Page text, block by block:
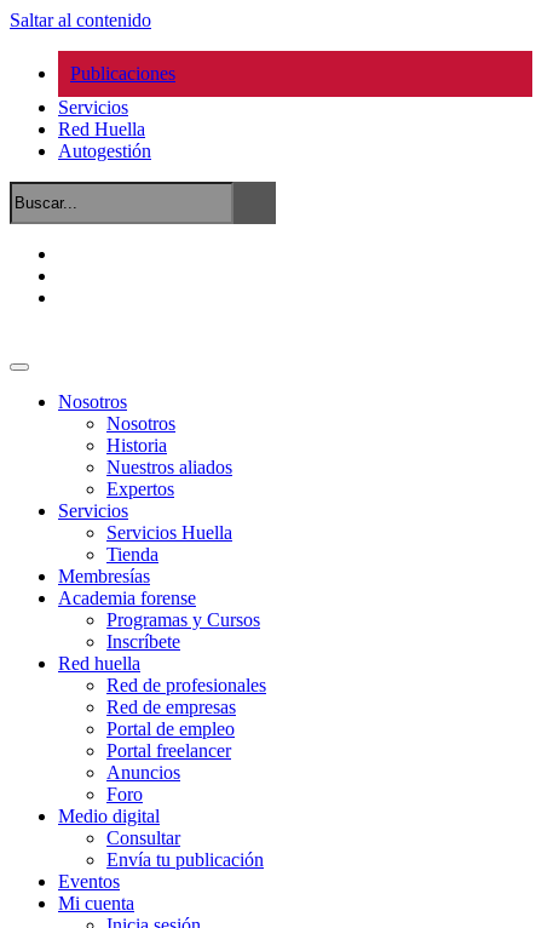
Saltar al contenido
Publicaciones
Servicios
Red Huella
Autogestión
Nosotros
Nosotros
Historia
Nuestros aliados
Expertos
Servicios
Servicios Huella
Tienda
Membresías
Academia forense
Programas y Cursos
Inscríbete
Red huella
Red de profesionales
Red de empresas
Portal de empleo
Portal freelancer
Anuncios
Foro
Medio digital
Consultar
Envía tu publicación
Eventos
Mi cuenta